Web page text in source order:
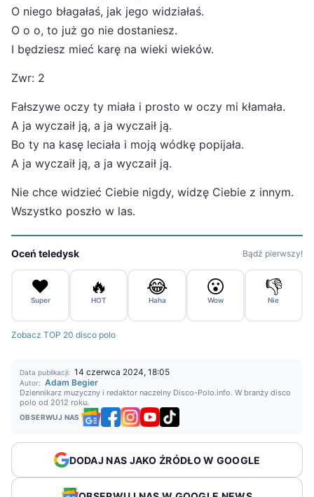
O niego błagałaś, jak jego widziałaś.
O o o, to już go nie dostaniesz.
I będziesz mieć karę na wieki wieków.
Zwr: 2
Fałszywe oczy ty miała i prosto w oczy mi kłamała.
A ja wyczaił ją, a ja wyczaił ją.
Bo ty na kasę leciała i moją wódkę popijała.
A ja wyczaił ją, a ja wyczaił ją.
Nie chce widzieć Ciebie nigdy, widzę Ciebie z innym.
Wszystko poszło w las.
Oceń teledysk Bądź pierwszy!
❤️
Super
🔥
HOT
😂
Haha
😮
Wow
👎
Nie
Zobacz TOP 20 disco polo
Data publikacji: 14 czerwca 2024, 18:05
Autor: Adam Begier
Dziennikarz muzyczny i redaktor naczelny Disco-Polo.info. W branży disco
polo od 2012 roku.
OBSERWUJ NAS
DODAJ NAS JAKO ŹRÓDŁO W GOOGLE